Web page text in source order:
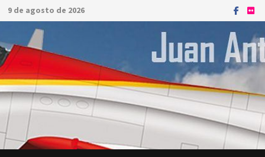
Saltar
al
contenido
9 de agosto de 2026